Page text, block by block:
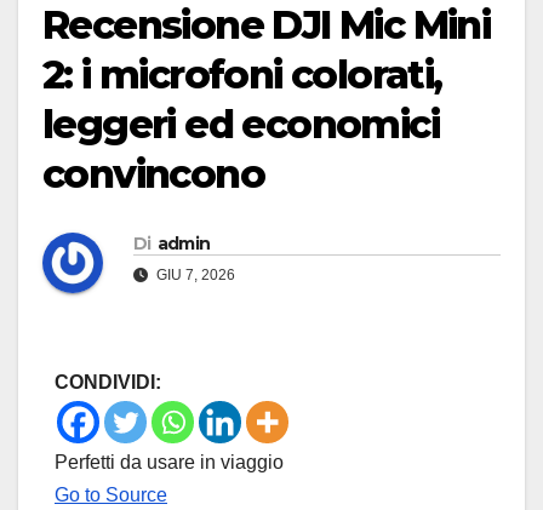
Recensione DJI Mic Mini
2: i microfoni colorati,
leggeri ed economici
convincono
Di admin
GIU 7, 2026
CONDIVIDI:
Perfetti da usare in viaggio
Go to Source